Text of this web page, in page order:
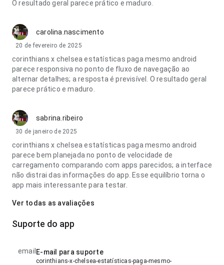
O resultado geral parece prático e maduro.
carolina.nascimento
20 de fevereiro de 2025
corinthians x chelsea estatísticas paga mesmo android
parece responsiva no ponto de fluxo de navegação ao
alternar detalhes; a resposta é previsível. O resultado geral
parece prático e maduro.
sabrina.ribeiro
30 de janeiro de 2025
corinthians x chelsea estatísticas paga mesmo android
parece bem planejada no ponto de velocidade de
carregamento comparando com apps parecidos; a interface
não distrai das informações do app. Esse equilíbrio torna o
app mais interessante para testar.
Ver todas as avaliações
Suporte do app
email E-mail para suporte
corinthians-x-chelsea-estatísticas-paga-mesmo-